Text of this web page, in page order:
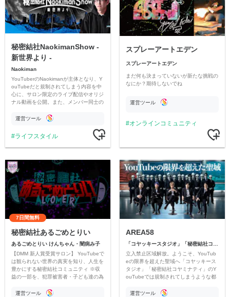
秘密結社NaokimanShow -
新世界より -
Naokiman
YouTuberのNaokimanが主体となり、Y
ouTubeだと規制されてしまう内容を中
心に、サロン限定のライブ配信やオリジ
ナル動画を公開。また、メンバー同士の
ただいています。
運営ツール
ライフスタイル
スプレーアートエデン
スプレーアートエデン
まだ何も決まっていないが新たな挑戦の
なにか？期待しないでね
運営ツール
オンラインコミュニティ
7日間無料
秘密結社あるごめとりい
あるごめとりい けんちゃん・闇病み子
【DMM 新人賞受賞サロン】 YouTubeで
は観られない世界の真実を知り、人生を
豊かにする秘密結社コミュニティ ※収
益の一部を、犯罪被害者・子ども達の為
す運営ツール
AREA58
立入禁止区域解放。ようこそ、YouTub
eの限界を超えた聖域へ「コヤッキース
タジオ」「秘密結社コヤミナティ」のY
ouTubeでは規制されてしまうような都
公開。
運営ツール